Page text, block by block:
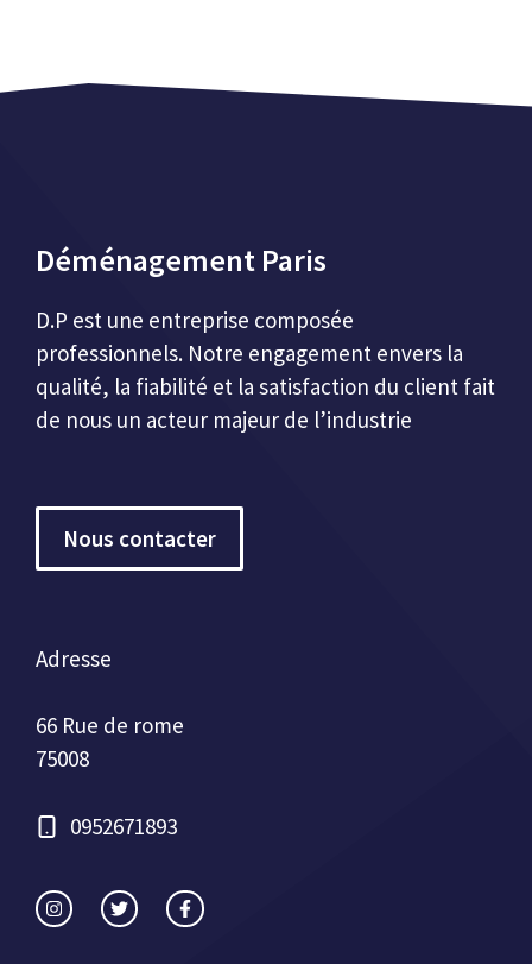
Déménagement Paris
D.P est une entreprise composée
professionnels. Notre engagement envers la
qualité, la fiabilité et la satisfaction du client fait
de nous un acteur majeur de l’industrie
Nous contacter
Adresse
66 Rue de rome
75008
0952671893